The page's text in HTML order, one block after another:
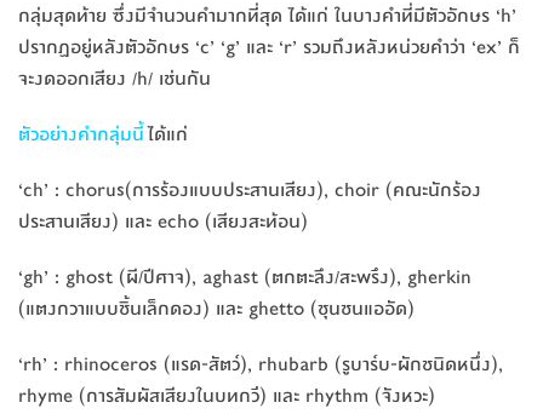
กลุ่มสุดท้าย ซึ่งมีจำนวนคำมากที่สุด ได้แก่ ในบางคำที่มีตัวอักษร ‘h’
ปรากฏอยู่หลังตัวอักษร ‘c’ ‘g’ และ ‘r’ รวมถึงหลังหน่วยคำว่า ‘ex’ ก็
จะงดออกเสียง /h/ เช่นกัน
ตัวอย่างคำกลุ่มนี้ได้แก่
‘ch’ : chorus(การร้องแบบประสานเสียง), choir (คณะนักร้อง
ประสานเสียง) และ echo (เสียงสะท้อน)
‘gh’ : ghost (ผี/ปีศาจ), aghast (ตกตะลึง/สะพรึง), gherkin
(แตงกวาแบบชิ้นเล็กดอง) และ ghetto (ชุนชนแออัด)
‘rh’ : rhinoceros (แรด-สัตว์), rhubarb (รูบาร์บ-ผักชนิดหนึ่ง),
rhyme (การสัมผัสเสียงในบทกวี) และ rhythm (จังหวะ)